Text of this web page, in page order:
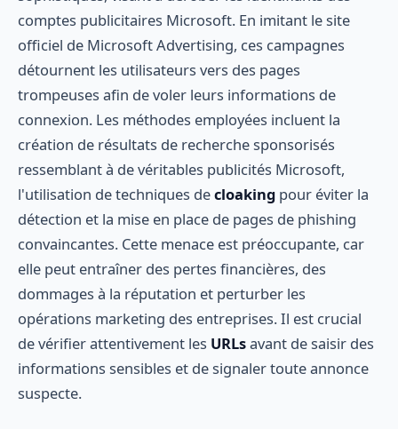
comptes publicitaires Microsoft. En imitant le site
officiel de Microsoft Advertising, ces campagnes
détournent les utilisateurs vers des pages
trompeuses afin de voler leurs informations de
connexion. Les méthodes employées incluent la
création de résultats de recherche sponsorisés
ressemblant à de véritables publicités Microsoft,
l'utilisation de techniques decloaking pour éviter la
détection et la mise en place de pages de phishing
convaincantes. Cette menace est préoccupante, car
elle peut entraîner des pertes financières, des
dommages à la réputation et perturber les
opérations marketing des entreprises. Il est crucial
de vérifier attentivement les URLsavant de saisir des
informations sensibles et de signaler toute annonce
suspecte.